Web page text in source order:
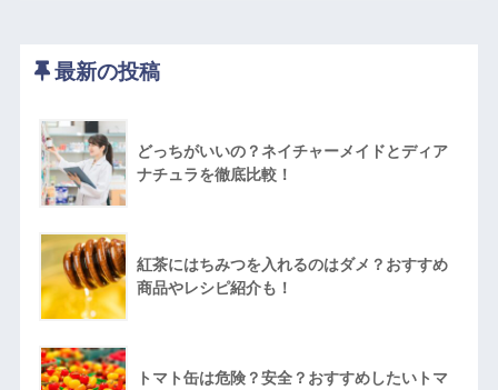
最新の投稿
どっちがいいの？ネイチャーメイドとディア
ナチュラを徹底比較！
紅茶にはちみつを入れるのはダメ？おすすめ
商品やレシピ紹介も！
トマト缶は危険？安全？おすすめしたいトマ